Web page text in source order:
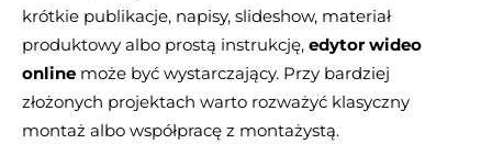
krótkie publikacje, napisy, slideshow, materiał
produktowy albo prostą instrukcję, edytor wideo
online może być wystarczający. Przy bardziej
złożonych projektach warto rozważyć klasyczny
montaż albo współpracę z montażystą.